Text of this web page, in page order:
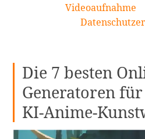
Videoaufnahme
Die 7 besten
Generatoren
KI-Anime-